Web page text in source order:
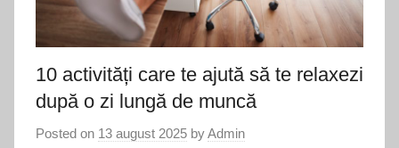
10 activități care te ajută să te relaxezi
după o zi lungă de muncă
Posted on 13 august 2025 byAdmin